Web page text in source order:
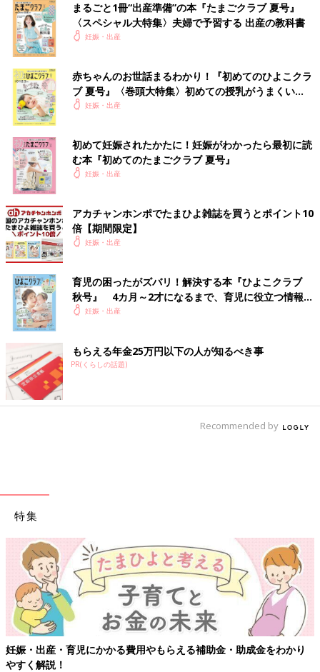
まるごと1冊“出産準備”の本『たまごクラブ 夏号』
〈スペシャル大特集〉夫婦で予習する 出産の教科書
妊娠・出産
赤ちゃんのお世話まるわかり！『初めてのひよこクラ
ブ 夏号』〈巻頭大特集〉初めての授乳がうまくい
く！ おっぱい・ミルクの基本と夏のトラブル 解決テ
妊娠・出産
初めて妊娠されたかたに！妊娠がわかったら最初に読
む本『初めてのたまごクラブ 夏号』
妊娠・出産
アカチャンホンポでたまひよ雑誌を買うとポイント10
倍【期間限定】
妊娠・出産
育児の困ったがズバリ！解決する本『ひよこクラブ
秋号』 4カ月～2才になるまで、育児に役立つ情報が
いっぱい！
妊娠・出産
もらえる年金25万円以下の人が知るべき事
PR(くらしの話題)
Recommended by
特集
妊娠・出産・育児にかかる費用やもらえる補助金・助成金をわかり
やすく解説！